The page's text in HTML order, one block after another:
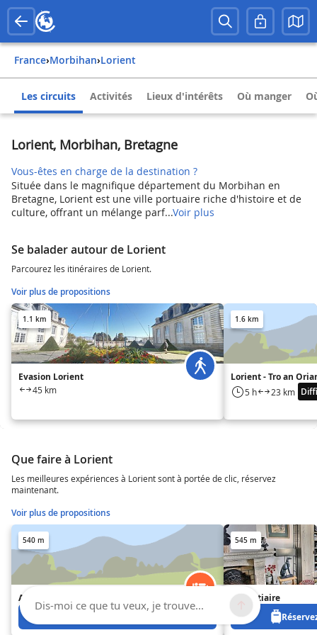
France› Morbihan› Lorient
Les circuits Activités Lieux d'intérêts Où manger
Lorient, Morbihan, Bretagne
Vous-êtes en charge de la destination ?
Située dans le magnifique département du Morbihan en
Bretagne, Lorient est une ville portuaire riche d'histoire et de
culture, offrant un mélange parf...Voir plus
Se balader autour de Lorient
Parcourez les itinéraires de Lorient.
Voir plus de propositions
1.1 km
Evasion Lorient
45 km
1.6 km
Lorient - Tro an
5 h 23 km
Que faire à Lorient
Les meilleures expériences à Lorient sont à portée de clic, réservez
maintenant.
Voir plus de propositions
540 m
Appa 353
545 m
Le Bestiaire
Dis-moi ce que tu veux, je trouve...